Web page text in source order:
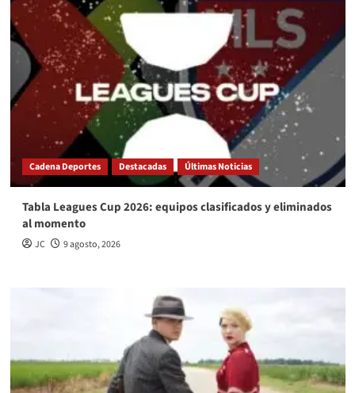
Cadena Deportes Destacadas Últimas Noticias
Tabla Leagues Cup 2026: equipos clasificados y eliminados
al momento
JC 9 agosto, 2026